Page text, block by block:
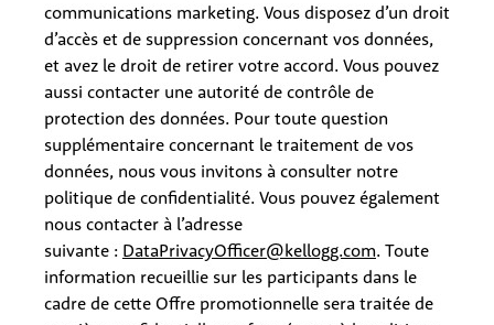
communications marketing. Vous disposez d’un droit
d’accès et de suppression concernant vos données,
et avez le droit de retirer votre accord. Vous pouvez
aussi contacter une autorité de contrôle de
protection des données. Pour toute question
supplémentaire concernant le traitement de vos
données, nous vous invitons à consulter notre
politique de confidentialité. Vous pouvez également
nous contacter à l’adresse
suivante : DataPrivacyOfficer@kellogg.com. Toute
information recueillie sur les participants dans le
cadre de cette Offre promotionnelle sera traitée de